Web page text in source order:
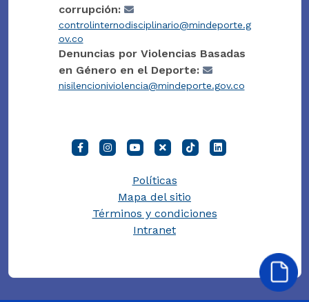
corrupción:
controlinternodisciplinario@mindeporte.g
ov.co
Denuncias por Violencias Basadas
en Género en el Deporte:
nisilencioniviolencia@mindeporte.gov.co
Políticas
Mapa del sitio
Términos y condiciones
Intranet